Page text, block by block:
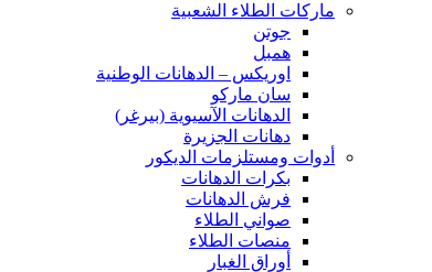
ماركات الطلاء الشعبية
جوتن
همبل
اوريكس – الدهانات الوطنية
سان ماركو
الدهانات الآسيوية (بيرغر)
دهانات الجزيرة
أدوات ومستلزمات الديكور
بكرات الدهانات
فرش الدهانات
صواني الطلاء
منصات الطلاء
أوراق الغبار